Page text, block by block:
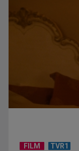
Diabetul zaharat
decât pare
FILM TVR1